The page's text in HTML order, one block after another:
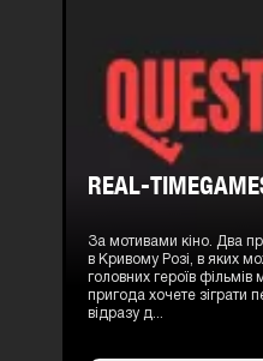
REAL-
За мотивами кіно. Два
в Кривому Розі, в яких
головних героїв
пригода хочете
відразу д...